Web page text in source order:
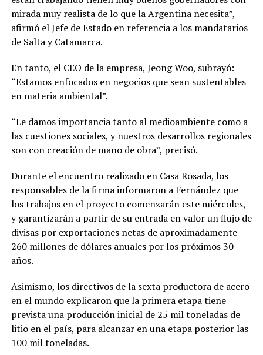
mirada muy realista de lo que la Argentina necesita”,
afirmó el Jefe de Estado en referencia a los mandatarios
de Salta y Catamarca.
En tanto, el CEO de la empresa, Jeong Woo, subrayó:
“Estamos enfocados en negocios que sean sustentables
en materia ambiental”.
“Le damos importancia tanto al medioambiente como a
las cuestiones sociales, y nuestros desarrollos regionales
son con creación de mano de obra”, precisó.
Durante el encuentro realizado en Casa Rosada, los
responsables de la firma informaron a Fernández que
los trabajos en el proyecto comenzarán este miércoles,
y garantizarán a partir de su entrada en valor un flujo de
divisas por exportaciones netas de aproximadamente
260 millones de dólares anuales por los próximos 30
años.
Asimismo, los directivos de la sexta productora de acero
en el mundo explicaron que la primera etapa tiene
prevista una producción inicial de 25 mil toneladas de
litio en el país, para alcanzar en una etapa posterior las
100 mil toneladas.